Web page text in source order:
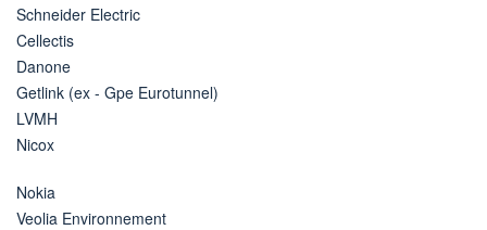
Schneider Electric
Cellectis
Danone
Getlink (ex - Gpe Eurotunnel)
LVMH
Nicox
Nokia
Veolia Environnement